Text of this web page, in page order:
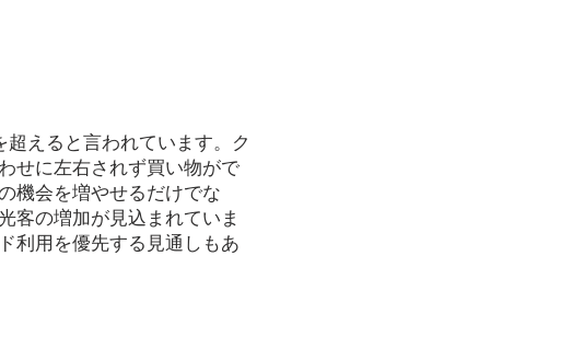
えると言われています。ク
せに左右されず買い物がで
機会を増やせるだけでな
客の増加が見込まれていま
利用を優先する見通しもあ